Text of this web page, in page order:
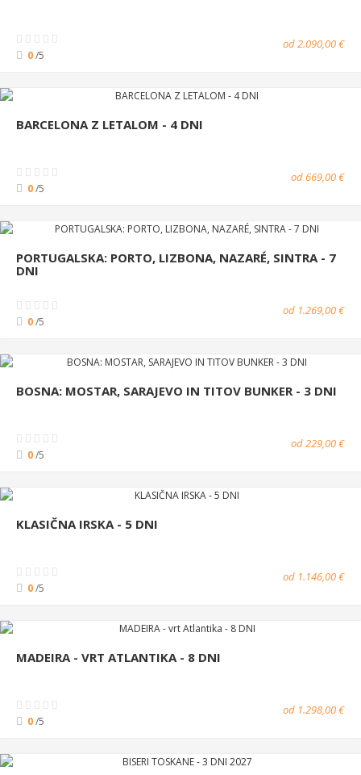
0/5
od 2.090,00 €
BARCELONA Z LETALOM - 4 DNI
0/5
od 669,00 €
PORTUGALSKA: PORTO, LIZBONA, NAZARÉ, SINTRA - 7
DNI
0/5
od 1.269,00 €
BOSNA: MOSTAR, SARAJEVO IN TITOV BUNKER - 3 DNI
0/5
od 229,00 €
KLASIČNA IRSKA - 5 DNI
0/5
od 1.146,00 €
MADEIRA - VRT ATLANTIKA - 8 DNI
0/5
od 1.298,00 €